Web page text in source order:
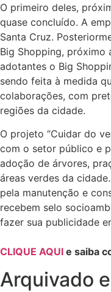
O primeiro deles,
quase concluído. A
Santa Cruz.
Big Shopping, próximo
adotantes o Big
sendo feita à medida
colaborações, com
regiões da cidade.
O projeto “Cuidar do
com o setor público e
adoção de árvores,
áreas verdes da
pela manutenção e
recebem selo
fazer sua publicidade
CLIQUE AQUI e saiba
Arquivado